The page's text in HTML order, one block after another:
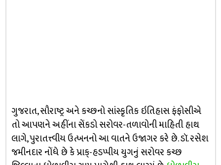
ગુજરાત, સૌરાષ્ટ્ર અને કચ્છનો સાંસ્કૃતિક ઇતિહાસ ફંફોસીએ
તો આપણને અહીંના સેંકડો સરોવર-તળાવોની માહિતી હાથ
લાગે, પુરાતત્ત્વીય ઉત્ખનનો આ વાતને ઉજાગર કરે છે. ડૉ. રસેશ
જમીનદાર નોંધે છે કે પ્રાક્-હડપ્પીય યુગનું સરોવર કચ્છ